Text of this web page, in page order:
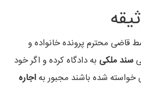
قاضی محترم پرونده خانواده و
سند ملکی به دادگاه کرده و اگر خود
خواسته شده باشند مجبور به اجاره